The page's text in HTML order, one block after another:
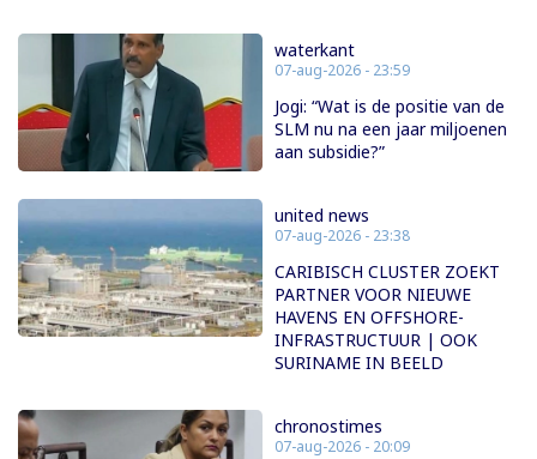
waterkant
07-aug-2026 - 23:59
Jogi: “Wat is de positie van de
SLM nu na een jaar miljoenen
aan subsidie?”
united news
07-aug-2026 - 23:38
CARIBISCH CLUSTER ZOEKT
PARTNER VOOR NIEUWE
HAVENS EN OFFSHORE-
INFRASTRUCTUUR | OOK
SURINAME IN BEELD
chronostimes
07-aug-2026 - 20:09